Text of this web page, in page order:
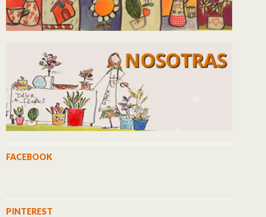
FACEBOOK
PINTEREST